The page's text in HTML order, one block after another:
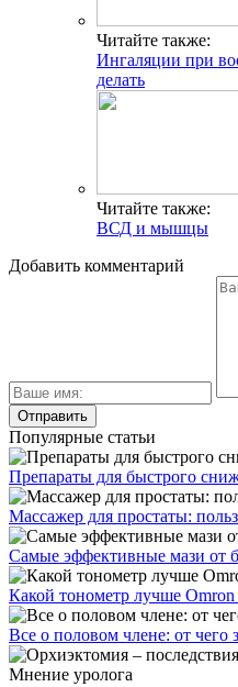
Читайте также:
Ингаляции при
делать
Читайте также:
ВСД и мышцы
Добавить комментарий
Популярные статьи
Препараты для быстрого
Массажер для простаты:
Самые эффективные мази от
Какой тонометр лучше
Все о половом члене: от чего